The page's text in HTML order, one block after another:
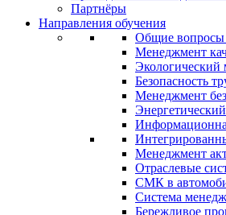
Партнёры
Направления обучения
Общие вопросы
Менеджмент
Экологический
Безопасность
Менеджмент
Менеджмент
Отраслевые
СМК в
Система
Бережливое